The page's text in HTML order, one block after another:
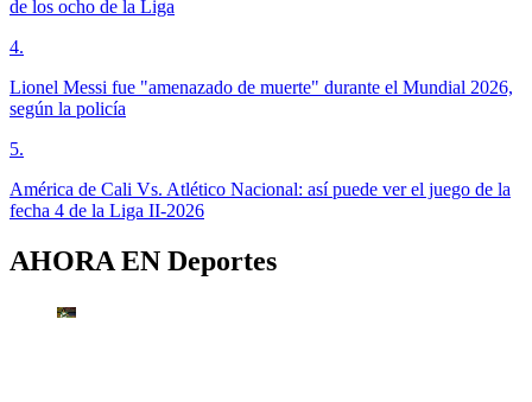
de los ocho de la Liga
4.
Lionel Messi fue "amenazado de muerte" durante el Mundial 2026,
según la policía
5.
América de Cali Vs. Atlético Nacional: así puede ver el juego de la
fecha 4 de la Liga II-2026
AHORA EN Deportes